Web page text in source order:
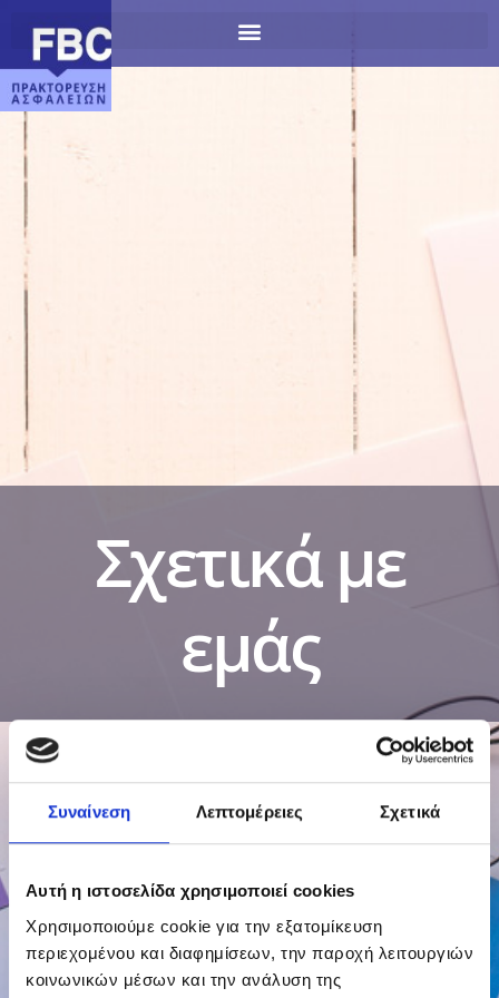
Συναίνεση Λεπτομέρειες Σχετικά
Αυτή η ιστοσελίδα χρησιμοποιεί cookies
Χρησιμοποιούμε cookie για την εξατομίκευση
περιεχομένου και διαφημίσεων, την παροχή λειτουργιών
κοινωνικών μέσων και την ανάλυση της
Σχετικά με
εμάς